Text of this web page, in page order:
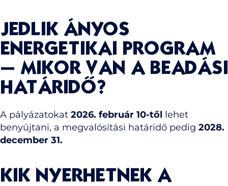
JEDLIK ÁNYOS
ENERGETIKAI PROGRAM
– MIKOR VAN A BEADÁSI
HATÁRIDŐ?
A pályázatokat 2026. február 10-től lehet
benyújtani, a megvalósítási határidő pedig 2028.
december 31.
KIK NYERHETNEK A